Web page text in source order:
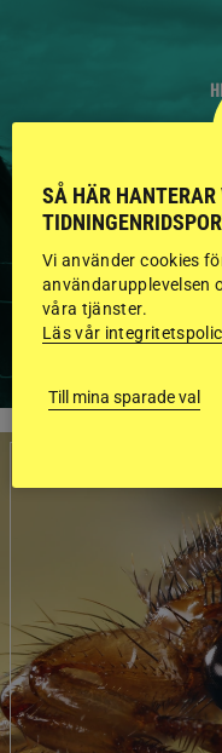
FLERA
SÅ HÄR HANTERAR
Vi använder cookies
användarupplevelsen
våra tjänster.
Läs vår
Till mina sparade val